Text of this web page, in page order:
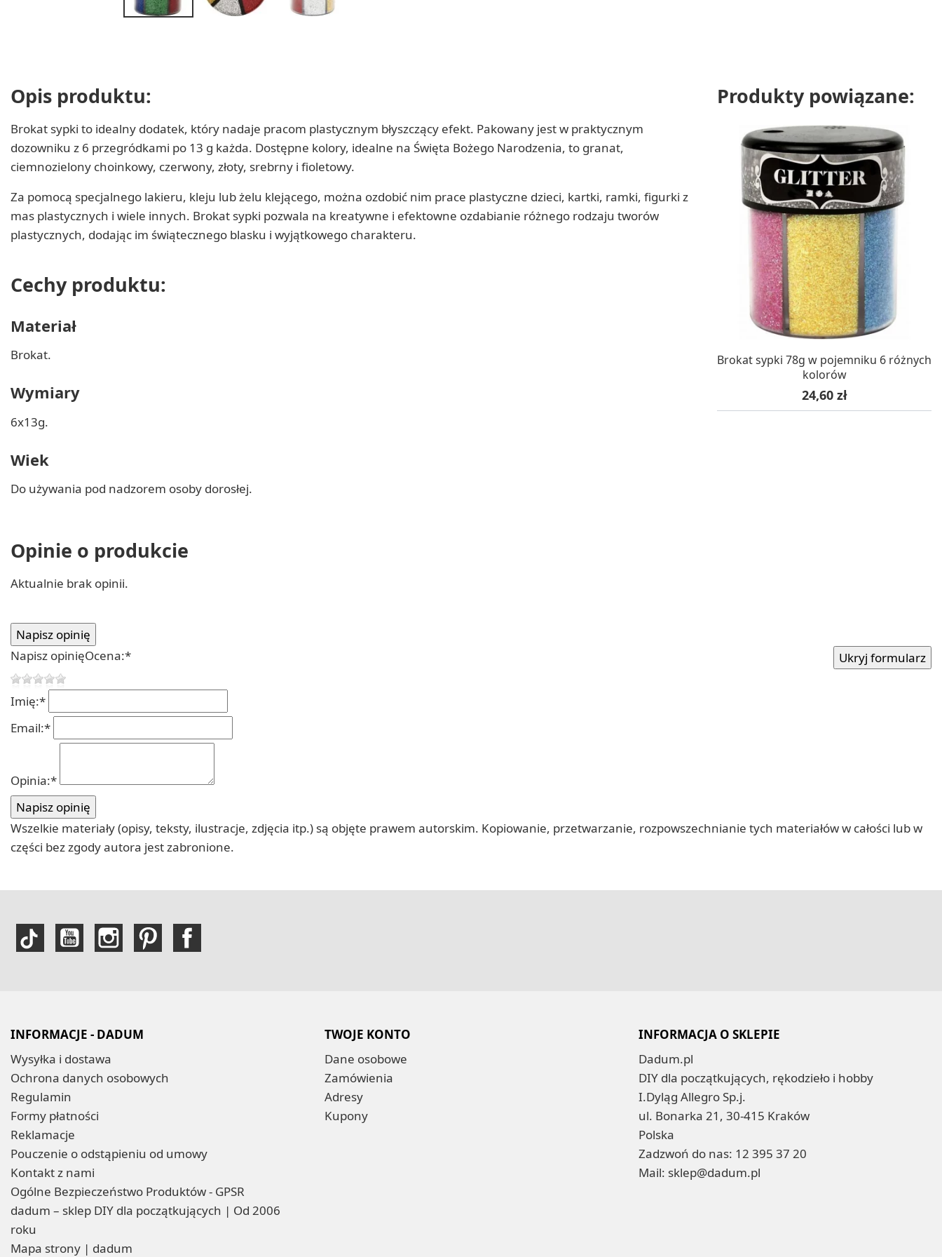
Opis produktu:
Brokat sypki to idealny dodatek, który nadaje pracom plastycznym błyszczący efekt. Pakowany jest w praktycznym
dozowniku z 6 przegródkami po 13 g każda. Dostępne kolory, idealne na Święta Bożego Narodzenia, to granat,
ciemnozielony choinkowy, czerwony, złoty, srebrny i fioletowy.
Za pomocą specjalnego lakieru, kleju lub żelu klejącego, można ozdobić nim prace plastyczne dzieci, kartki, ramki, figurki z
mas plastycznych i wiele innych. Brokat sypki pozwala na kreatywne i efektowne ozdabianie różnego rodzaju tworów
plastycznych, dodając im świątecznego blasku i wyjątkowego charakteru.
Cechy produktu:
Materiał
Brokat.
Wymiary
6x13g.
Wiek
Do używania pod nadzorem osoby dorosłej.
Produkty powiązane:
W MAGAZYNIE, DOSTAWA 24H
Brokat sypki 78g w pojemniku 6 różnych
kolorów
Cena
24,60 zł
Opinie o produkcie
Aktualnie brak opinii.
Napisz opinięOcena:*
Imię:*
Email:*
Opinia:*
Wszelkie materiały (opisy, teksty, ilustracje, zdjęcia itp.) są objęte prawem autorskim. Kopiowanie, przetwarzanie, rozpowszechnianie tych materiałów w całości lub w
części bez zgody autora jest zabronione.
INFORMACJE - DADUM
Wysyłka i dostawa
Ochrona danych osobowych
Regulamin
Formy płatności
Reklamacje
Pouczenie o odstąpieniu od umowy
Kontakt z nami
Ogólne Bezpieczeństwo Produktów - GPSR
dadum – sklep DIY dla początkujących | Od 2006
roku
Mapa strony | dadum
TWOJE KONTO
Dane osobowe
Zamówienia
Adresy
Kupony
INFORMACJA O SKLEPIE
Dadum.pl
DIY dla początkujących, rękodzieło i hobby
I.Dyląg Allegro Sp.j.
ul. Bonarka 21, 30-415 Kraków
Polska
Zadzwoń do nas: 12 395 37 20
Mail: sklep@dadum.pl